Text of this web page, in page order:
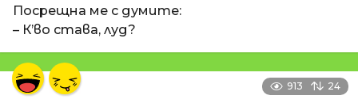
Посрещна ме с думите:
– К’во става, луд?
913 24